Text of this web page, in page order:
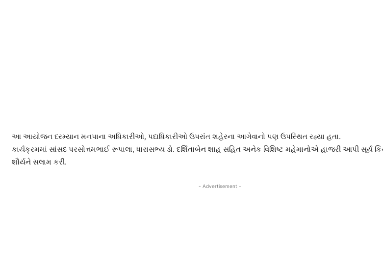
આ આયોજન દરમ્યાન મનપાના અધિકારીઓ, પદાધિકારીઓ ઉપરાંત શહેરના આગેવાનો પણ ઉપસ્થિત રહ્યા હતા.
કાર્યક્રમમાં સાંસદ પરસોત્તમભાઈ રૂપાલા, ધારાસભ્ય ડો. દર્શિતાબેન શાહ સહિત અનેક વિશિષ્ટ મહેમાનોએ હાજરી આપી સૂર્ય
શૌર્યને સલામ કરી.
- Advertisement -